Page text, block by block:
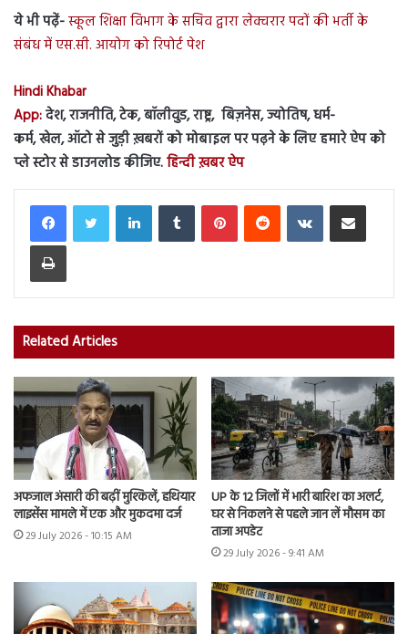
ये भी पढ़ें-स्कूल शिक्षा विभाग के सचिव द्वारा लेक्चरार पदों की भर्ती के
संबंध में एस.सी. आयोग को रिपोर्ट पेश
Hindi Khabar
App:देश, राजनीति, टेक, बॉलीवुड, राष्ट्र, बिज़नेस, ज्योतिष, धर्म-
कर्म, खेल, ऑटो से जुड़ी ख़बरों को मोबाइल पर पढ़ने के लिए हमारे ऐप को
प्ले स्टोर से डाउनलोड कीजिए.हिन्दी ख़बर ऐप
LinkedInTumblr PinterestReddit VKontakteShare via Email
Print
Related Articles
अफजाल अंसारी की बढ़ीं मुश्किलें, हथियार
लाइसेंस मामले में एक और मुकदमा दर्ज
29 July 2026 - 10:15 AM
UP के 12 जिलों में भारी बारिश का अलर्ट,
घर से निकलने से पहले जान लें मौसम का
ताजा अपडेट
29 July 2026 - 9:41 AM